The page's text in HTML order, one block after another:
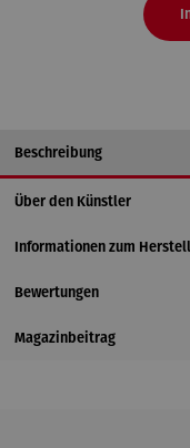
Beschreibung
Über den Künstler
Informationen zum
Bewertungen
Magazinbeitrag